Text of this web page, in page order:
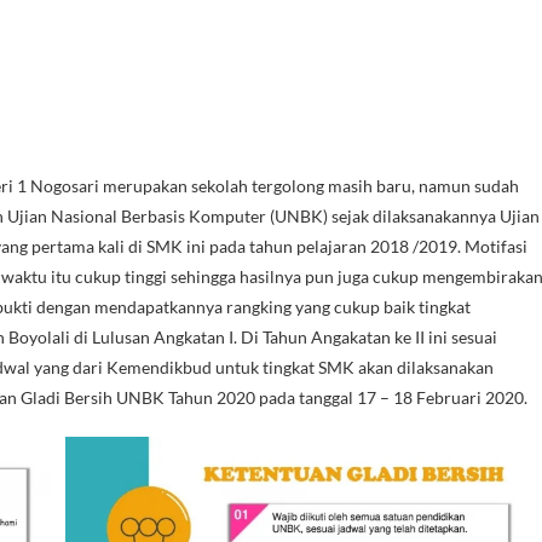
1 Nogosari merupakan sekolah tergolong masih baru, namun sudah
Ujian Nasional Berbasis Komputer (UNBK) sejak dilaksanakannya Ujian
pertama kali di SMK ini pada tahun pelajaran 2018 /2019. Motifasi
itu cukup tinggi sehingga hasilnya pun juga cukup mengembirakan
dengan mendapatkannya rangking yang cukup baik tingkat
Boyolali di Lulusan Angkatan I. Di Tahun Angakatan ke II ini sesuai
yang dari Kemendikbud untuk tingkat SMK akan dilaksanakan
Gladi Bersih UNBK Tahun 2020 pada tanggal 17 – 18 Februari 2020.